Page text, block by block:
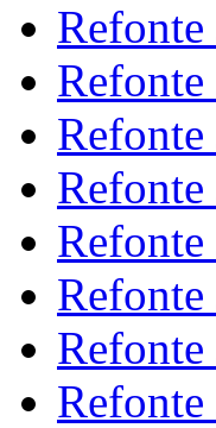
Refonte
Refonte
Refonte
Refonte
Refonte
Refonte
Refonte
Refonte